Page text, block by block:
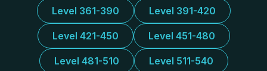
Level 361-390 Level 391-420
Level 421-450 Level 451-480
Level 481-510 Level 511-540